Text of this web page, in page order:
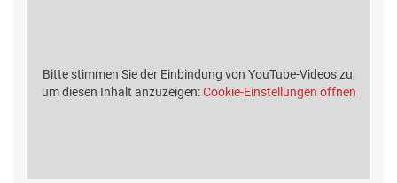
Bitte stimmen Sie der Einbindung von YouTube-Videos zu,
um diesen Inhalt anzuzeigen:Cookie-Einstellungen öffnen